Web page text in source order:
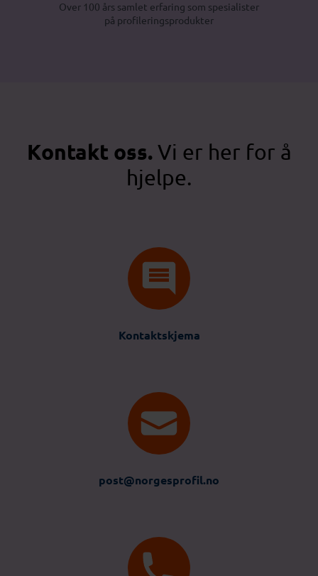
Over 100 års samlet erfaring som spesialister
på profileringsprodukter
Kontakt oss.Vi er her for å
hjelpe.
Kontaktskjema
post@norgesprofil.no